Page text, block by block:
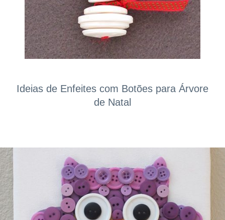
Ideias de Enfeites com Botões para Árvore
de Natal